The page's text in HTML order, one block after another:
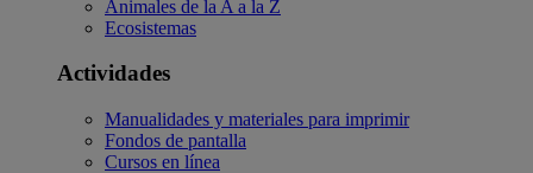
Animales de la A a la Z
Ecosistemas
Actividades
Manualidades y materiales para imprimir
Fondos de pantalla
Cursos en línea